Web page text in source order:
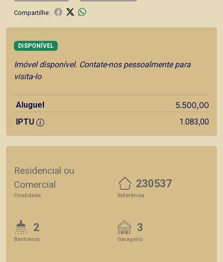
Compartilhe:
DISPONÍVEL
Imóvel disponível. Contate-nos pessoalmente para
visita-lo
Aluguel 5.500,00
IPTU 1.083,00
Residencial ou
Comercial
Finalidade
230537
Referência
2
Banheiros
3
Garagens